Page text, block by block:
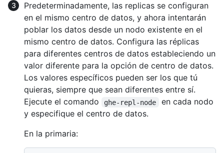
Predeterminadamente, las replicas se configuran
en el mismo centro de datos, y ahora intentarán
poblar los datos desde un nodo existente en el
mismo centro de datos. Configura las réplicas
para diferentes centros de datos estableciendo un
valor diferente para la opción de centro de datos.
Los valores específicos pueden ser los que tú
quieras, siempre que sean diferentes entre sí.
Ejecute el comando
ghe-repl-node
en cada nodo
y especifique el centro de datos.
En la primaria: